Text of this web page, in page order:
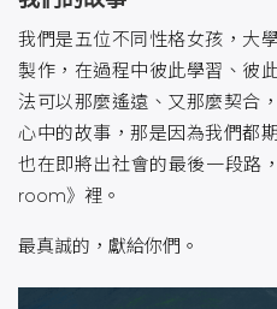
我們是五位不同性格女孩，大
製作，在過程中彼此學習、彼
法可以那麼遙遠、又那麼契合
心中的故事，那是因為我們都
也在即將出社會的最後一段路
room》裡。
最真誠的，獻給你們。